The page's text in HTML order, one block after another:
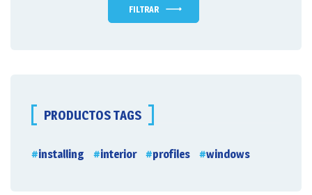
FILTRAR
PRODUCTOS TAGS
installing interior profiles windows